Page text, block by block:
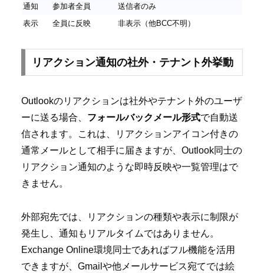
通知
参加者全員
送信者のみ
表示
全員に反映 非表示（他BCC不明）
リアクション通知の社外・テナント外挙動
Outlookのリアクションは社外やテナント外のユーザ
ーに送る場合、 フォールバックメール形式で自動送
信されます。これは、リアクションアイコン付きの
通常メールとして相手に届きますが、Outlook同士の
リアクション通知のような即時反映や一覧管理はで
きません。
外部宛先では、リアクションの種類や表示に制限が
発生し、通知もリアルタイムではありません。
Exchange Online環境同士であればフル機能を活用
できますが、Gmailや他メールサービス宛てでは絵